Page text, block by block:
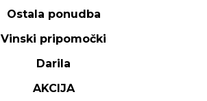
Ostala ponudba
Vinski pripomočki
Darila
AKCIJA